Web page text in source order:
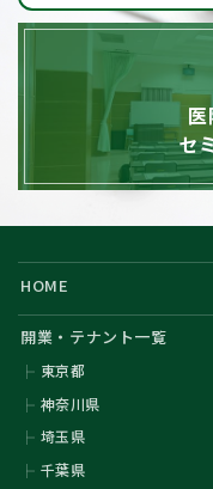
セ
HOME
開業・テナント一覧
東京都
神奈川県
埼玉県
千葉県